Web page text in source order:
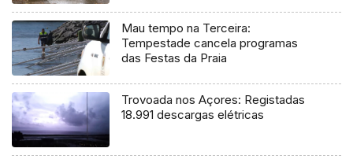
Mau tempo na Terceira:
Tempestade cancela programas
das Festas da Praia
Trovoada nos Açores: Registadas
18.991 descargas elétricas